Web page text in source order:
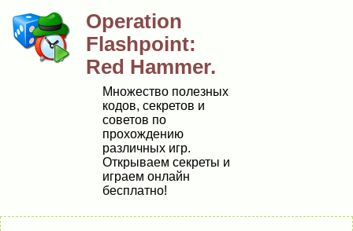
Operаtiоn
Flаshроint:
Red Наmmer.
Множество полезных
кодов, секретов и
советов по
прохождению
различных игр.
Открываем секреты и
играем онлайн
бесплатно!